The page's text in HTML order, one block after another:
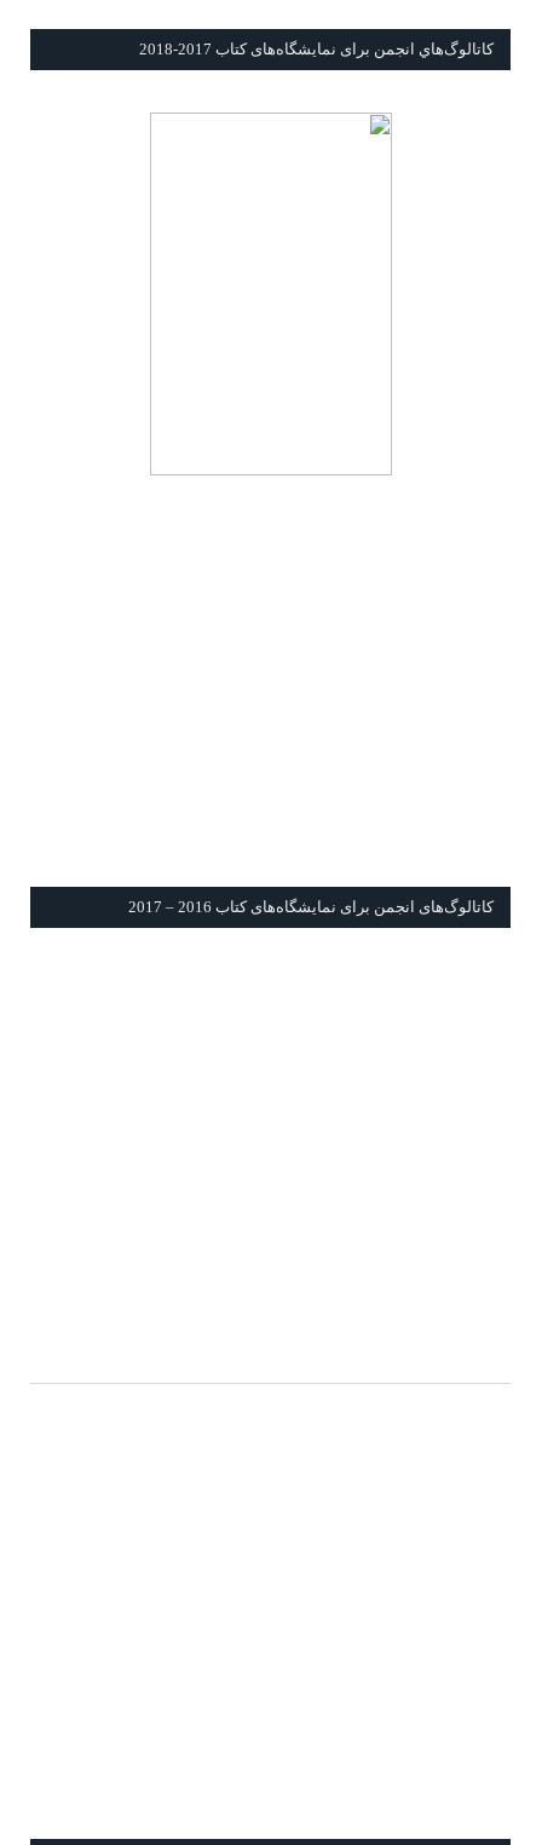
كاتالوگ‌هاي انجمن برای نمايشگاه‌های كتاب 2017-2018
كاتالوگ‌های انجمن برای نمايشگاه‌های كتاب 2016 – 2017